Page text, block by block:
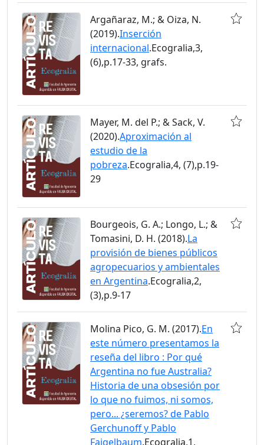
Argañaraz, M.; & Oiza, N.
(2019).Inserción
internacional.Ecogralia,3,
(6),p.17-33, grafs.
Mayer, M. del P.; & Sack, V.
(2020).Aproximación al
estudio de la
pobreza.Ecogralia,4, (7),p.19-
29
Bourgeois, G. A.; Longo, L.; &
Tomasini, D. H. (2018).La
provisión de bienes públicos
agropecuarios y ambientales
en Argentina.Ecogralia,2,
(3),p.9-17
Molina Pico, G. M. (2017).En
este número presentamos la
reseña del libro : Por qué
Argentina no fue Australia?
Historia de una obsesión por
lo que no fuimos, ni somos,
pero... ¿seremos? de Pablo
Gerchunoff y Pablo
Fajgelbaum.Ecogralia,1,